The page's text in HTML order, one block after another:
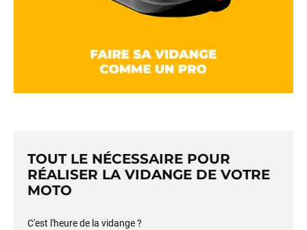
TOUT LE NÉCESSAIRE POUR
RÉALISER LA VIDANGE DE VOTRE
MOTO
C'est l'heure de la vidange ?